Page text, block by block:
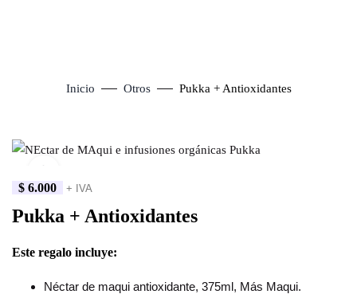
Inicio Otros Pukka + Antioxidantes
$ 6.000 + IVA
Pukka + Antioxidantes
Este regalo incluye:
Néctar de maqui antioxidante, 375ml, Más Maqui.